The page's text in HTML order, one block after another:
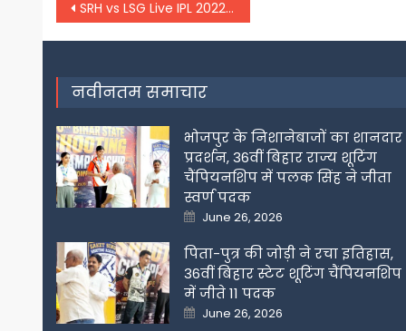
Post
navigation
SRH vs LSG Live IPL 2022: लखनऊ ने 169 रन बनाए, हैदराबाद के जीत के लिए 170 का लक्ष्य
नवीनतम समाचार
भोजपुर के निशानेबाजों का शानदार
प्रदर्शन, 36वीं बिहार राज्य शूटिंग
चैंपियनशिप में पलक सिंह ने जीता
स्वर्ण पदक
Posted
on
June 26, 2026
पिता-पुत्र की जोड़ी ने रचा इतिहास,
36वीं बिहार स्टेट शूटिंग चैंपियनशिप
में जीते 11 पदक
Posted
on
June 26, 2026